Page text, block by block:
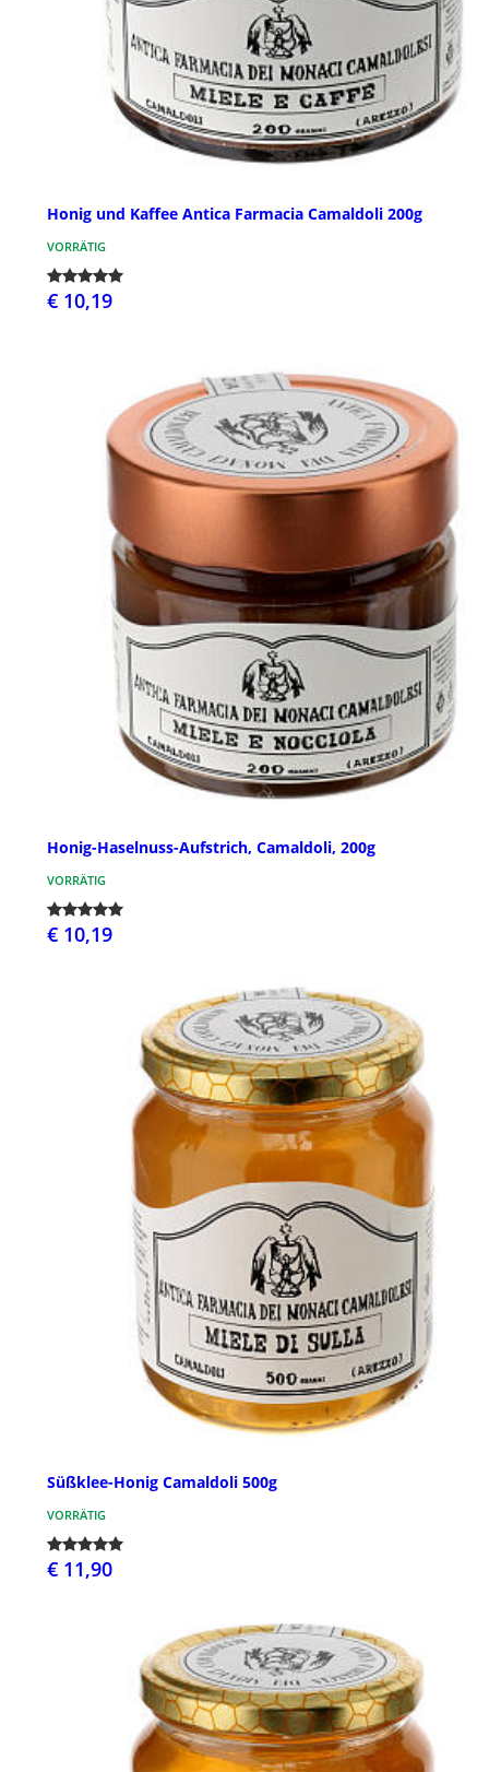
Honig und Kaffee Antica Farmacia Camaldoli 200g
VORRÄTIG
€ 10,19
Honig-Haselnuss-Aufstrich, Camaldoli, 200g
VORRÄTIG
€ 10,19
Süßklee-Honig Camaldoli 500g
VORRÄTIG
€ 11,90